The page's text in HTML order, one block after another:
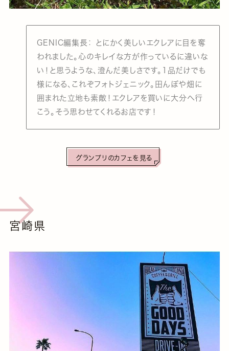
GENIC編集長： とにかく美しいエクレアに目を奪
われました。心のキレイな方が作っているに違いな
い！と思うような、澄んだ美しさです。1品だけでも
様になる、これぞフォトジェニック。田んぼや畑に
囲まれた立地も素敵！エクレアを買いに大分へ行
こう。そう思わせてくれるお店です！
グランプリのカフェを見る
宮崎県